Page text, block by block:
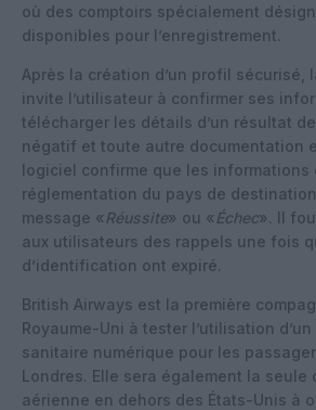
où des comptoirs spécialement
disponibles pour l’enregistrement.
Après la création d’un profil sécurisé,
invite l’utilisateur à confirmer ses
télécharger les détails d’un résultat
négatif et toute autre documentation
logiciel confirme que les informations
réglementation du pays de
message « Réussite» ou « Échec». Il
aux utilisateurs des rappels une fois
d’identification ont expiré.
British Airways est la première
Royaume-Uni à tester l’utilisation
sanitaire numérique pour les
Londres. Elle sera également la seule
aérienne en dehors des États-Unis à